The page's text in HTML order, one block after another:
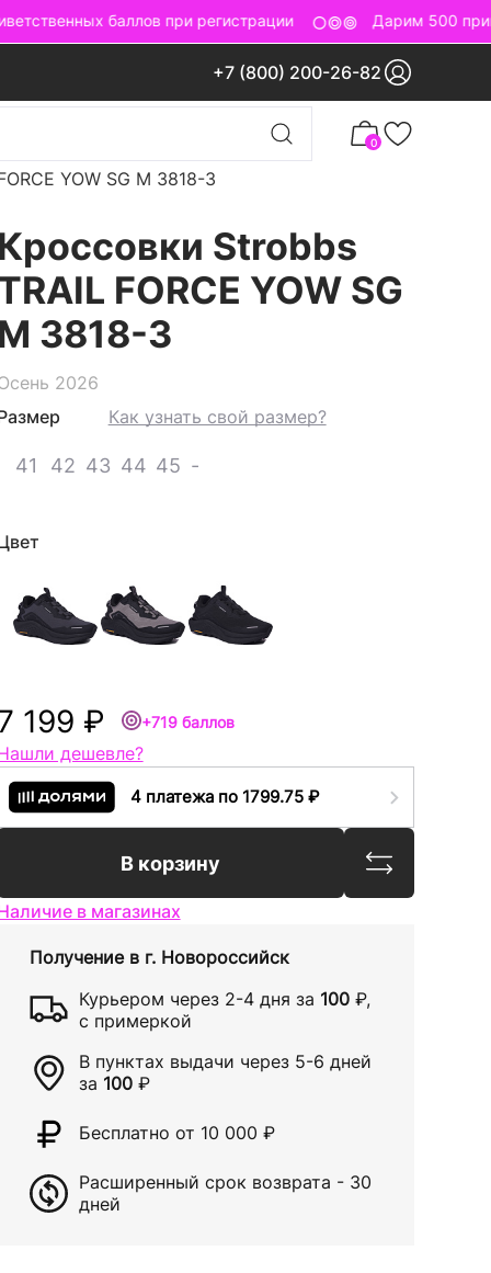
баллов при регистрации Дарим 500
+7 (800) 200-26-82
0
YOW SG M 3818-3
Strobbs
FORCE YOW SG
3818-3
2026
Как узнать свой размер?
41 42 43 44 45 -
199 ₽ +719 баллов
дешевле?
4 платежа по 1799.75 ₽
В корзину Сравнить
в магазинах
Получение в г. Новороссийск
Курьером через 2-4 дня за 100 ₽,
с примеркой
В пунктах выдачи через 5-6 дней
за 100 ₽
Бесплатно от 10 000 ₽
Расширенный срок возврата - 30
дней